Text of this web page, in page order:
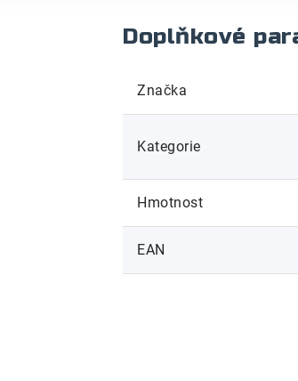
Doplňkové
Značka
Kategorie
Hmotnost
EAN